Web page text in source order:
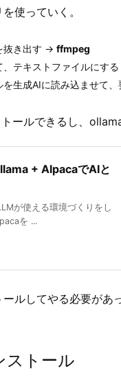
使っていく。
抜き出す → ffmpeg
、テキストファイルにす
生成AIに読み込ませて
ルできるし、
+ AlpacaでAIと
が使える環境づくりをし
を ...
ルしてやる必要があっ
トール